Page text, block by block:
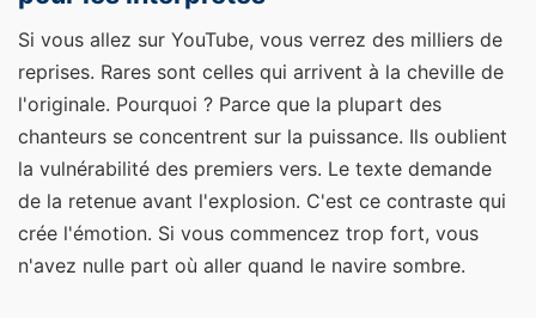
Si vous allez sur YouTube, vous verrez des milliers de
reprises. Rares sont celles qui arrivent à la cheville de
l'originale. Pourquoi ? Parce que la plupart des
chanteurs se concentrent sur la puissance. Ils oublient
la vulnérabilité des premiers vers. Le texte demande
de la retenue avant l'explosion. C'est ce contraste qui
crée l'émotion. Si vous commencez trop fort, vous
n'avez nulle part où aller quand le navire sombre.